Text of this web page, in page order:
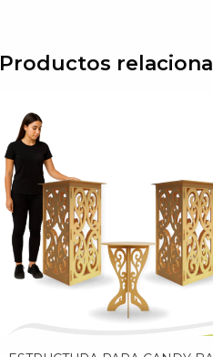
Productos